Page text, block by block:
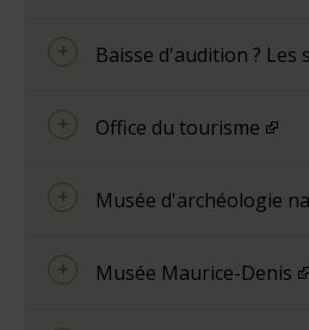
Baisse d'audition ? Les
Office du tourisme
Musée d'archéologie
Musée Maurice-Denis